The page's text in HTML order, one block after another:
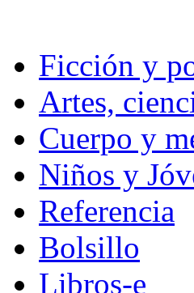
Ficción y
Artes,
Cuerpo y
Niños y
Referencia
Bolsillo
Libros-e